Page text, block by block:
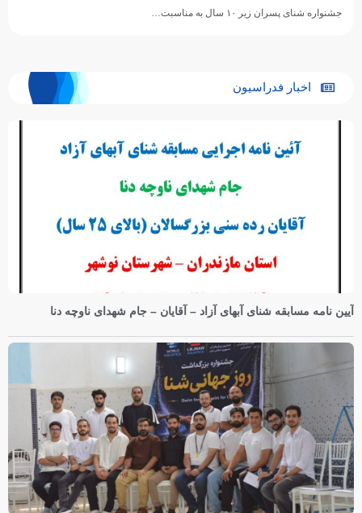
جشنواره شنای پسران زیر ۱۰ سال به مناسبت…
اخبار فدراسیون
آیین نامه مسابقه شنای آبهای آزاد – آقایان – جام شهدای ناوچه دنا